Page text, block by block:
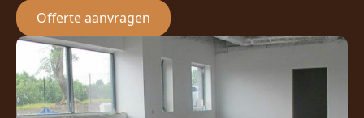
Offerte aanvragen